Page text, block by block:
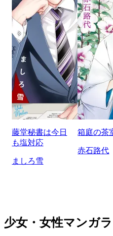
藤堂秘書は今日
も塩対応
ましろ雪
箱庭の茶
赤石路代
少女・女性マンガ